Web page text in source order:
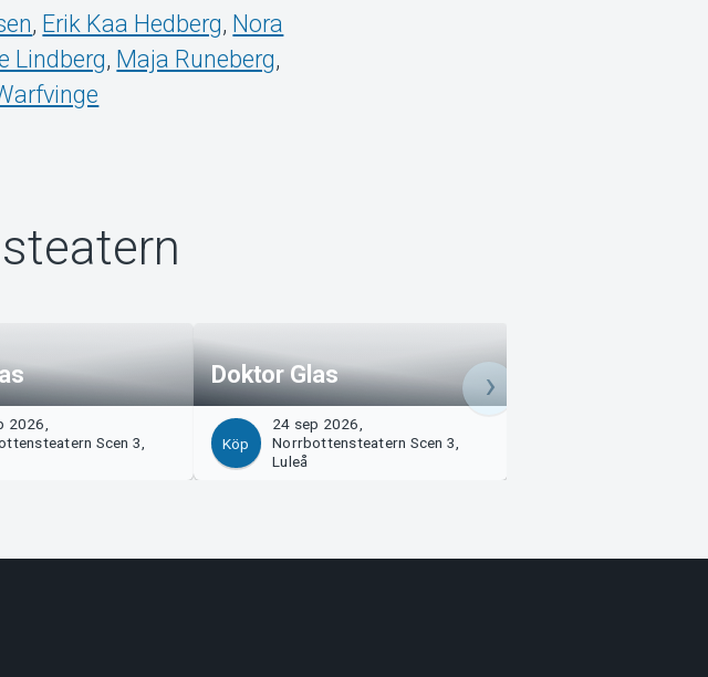
, Erik Kaa Hedberg, Nora
Lindberg, Maja Runeberg,
2026,
Scen 3,
Doktor Glas
Köp
24 sep 2026,
Norrbottensteatern Scen 3,
Luleå